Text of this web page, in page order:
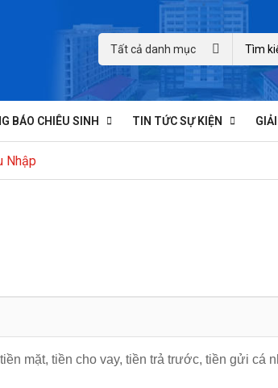
Tất cả danh mục
BÁO CHIÊU SINH TIN TỨC SỰ KIỆN
Nhập
mặt, tiền cho vay, tiền trả trước, tiền gửi